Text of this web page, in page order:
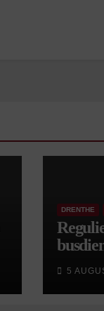
DRENTHE
5